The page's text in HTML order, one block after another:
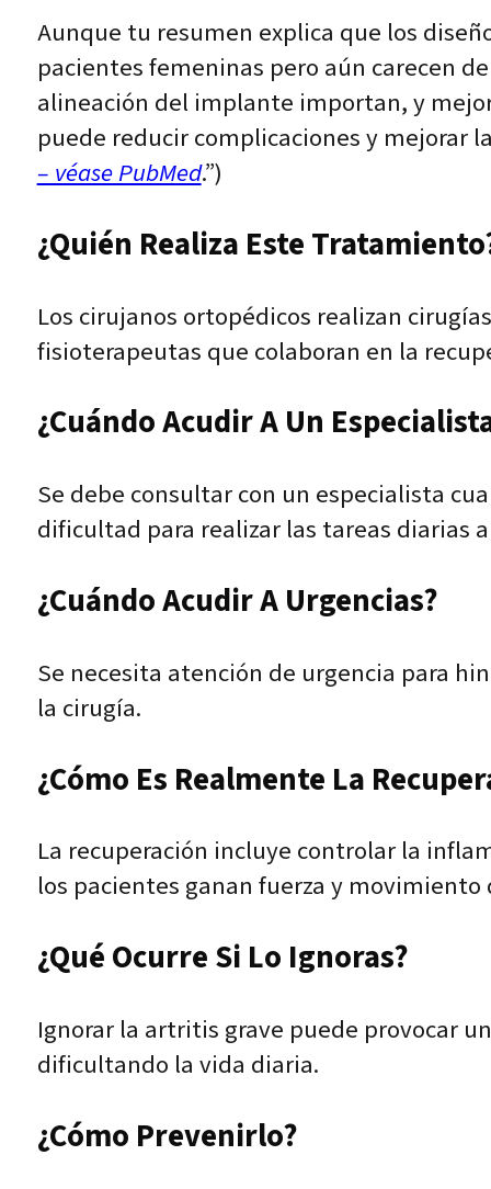
Aunque tu resumen explica que los
pacientes femeninas pero aún carecen
alineación del implante importan, y
puede reducir complicaciones y mejorar
– véase PubMed.”)
¿Quién Realiza Este
Los cirujanos ortopédicos realizan
fisioterapeutas que colaboran en la
¿Cuándo Acudir A Un
Se debe consultar con un especialista
dificultad para realizar las tareas diarias
¿Cuándo Acudir A Urgencias?
Se necesita atención de urgencia para
la cirugía.
¿Cómo Es Realmente La
La recuperación incluye controlar la
los pacientes ganan fuerza y movimiento
¿Qué Ocurre Si Lo Ignoras?
Ignorar la artritis grave puede provocar
dificultando la vida diaria.
¿Cómo Prevenirlo?